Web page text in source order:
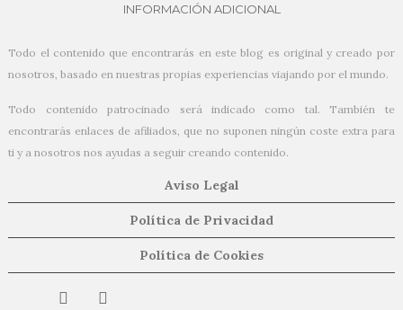
INFORMACIÓN ADICIONAL
Todo el contenido que encontrarás en este blog es original y creado por
nosotros, basado en nuestras propias experiencias viajando por el mundo.
Todo contenido patrocinado será indicado como tal. También te
encontrarás enlaces de afiliados, que no suponen ningún coste extra para
ti y a nosotros nos ayudas a seguir creando contenido.
Aviso Legal
Política de Privacidad
Política de Cookies